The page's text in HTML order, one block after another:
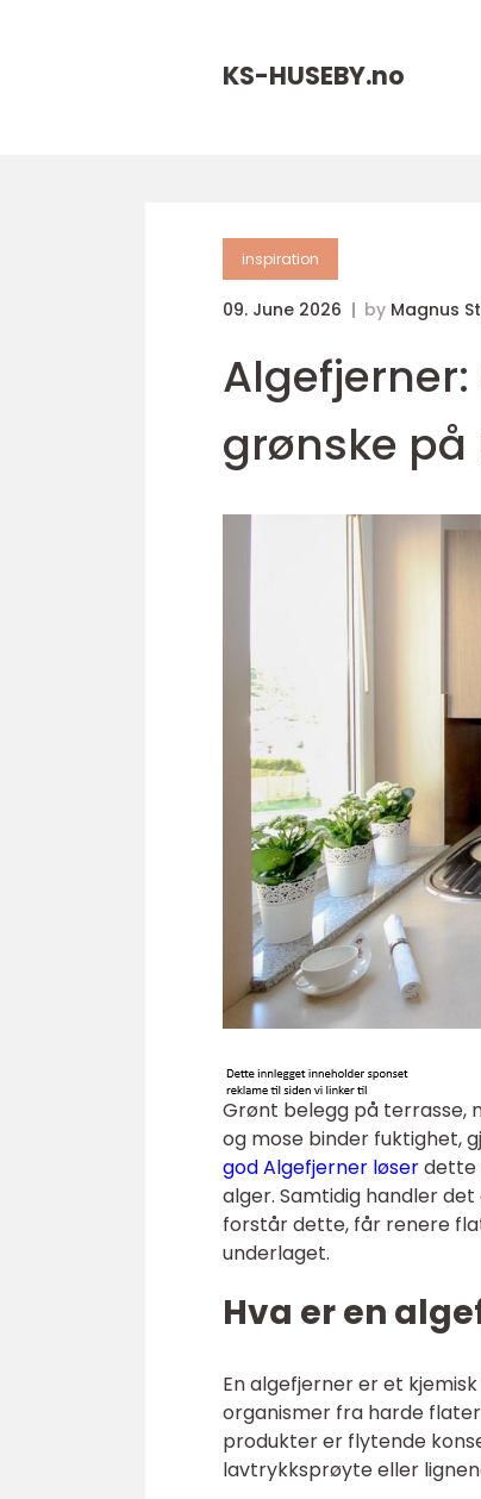
KS-HUSEBY.no
inspiration
09. June 2026 by Magnus
grønske
Grønt belegg på terrasse,
og mose binder fuktighet,
god Algefjerner løserdette
alger. Samtidig handler
forstår dette, får renere
underlaget.
Hva er en
En algefjerner er et
organismer fra harde
produkter er flytende
lavtrykksprøyte eller